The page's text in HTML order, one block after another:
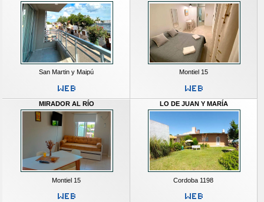
San Martin y Maipú Montiel 15
MIRADOR AL RÍO
Montiel 15
LO DE JUAN Y MARÍA
Cordoba 1198